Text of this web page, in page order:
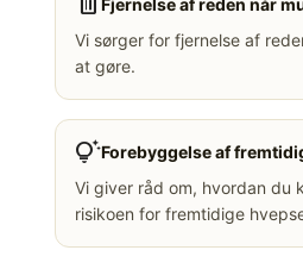
Fjernelse af reden når
Vi sørger for fjernelse af
at gøre.
tips_and_updatesForebyggelse af
Vi giver råd om, hvordan du
risikoen for fremtidige